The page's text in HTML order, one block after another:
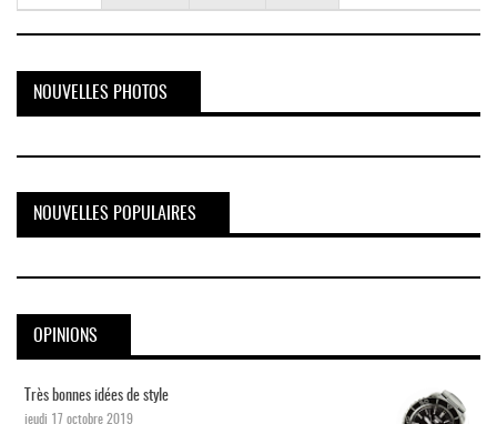
NOUVELLES PHOTOS
NOUVELLES POPULAIRES
OPINIONS
Très bonnes idées de style
jeudi 17 octobre 2019